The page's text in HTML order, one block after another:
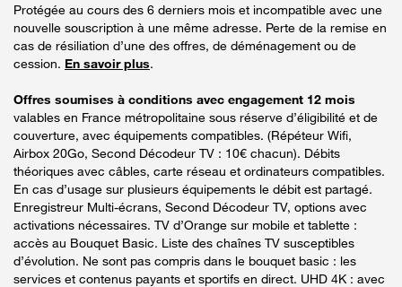
Protégée au cours des 6 derniers mois et incompatible avec une
nouvelle souscription à une même adresse. Perte de la remise en
cas de résiliation d’une des offres, de déménagement ou de
cession. En savoir plus.
Offres soumises à conditions avec engagement 12 mois
valables en France métropolitaine sous réserve d’éligibilité et de
couverture, avec équipements compatibles. (Répéteur Wifi,
Airbox 20Go, Second Décodeur TV : 10€ chacun). Débits
théoriques avec câbles, carte réseau et ordinateurs compatibles.
En cas d’usage sur plusieurs équipements le débit est partagé.
Enregistreur Multi-écrans, Second Décodeur TV, options avec
activations nécessaires. TV d’Orange sur mobile et tablette :
accès au Bouquet Basic. Liste des chaînes TV susceptibles
d’évolution. Ne sont pas compris dans le bouquet basic : les
services et contenus payants et sportifs en direct. UHD 4K : avec